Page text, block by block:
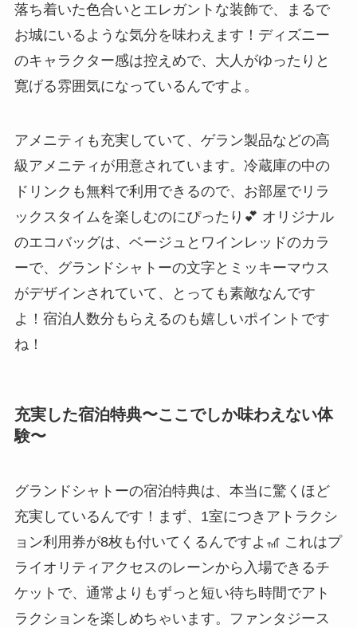
落ち着いた色合いとエレガントな装飾で、まるで
お城にいるような気分を味わえます！ディズニー
のキャラクター感は控えめで、大人がゆったりと
寛げる雰囲気になっているんですよ。
アメニティも充実していて、ゲラン製品などの高
級アメニティが用意されています。冷蔵庫の中の
ドリンクも無料で利用できるので、お部屋でリラ
ックスタイムを楽しむのにぴったり💕 オリジナル
のエコバッグは、ベージュとワインレッドのカラ
ーで、グランドシャトーの文字とミッキーマウス
がデザインされていて、とっても素敵なんです
よ！宿泊人数分もらえるのも嬉しいポイントです
ね！
充実した宿泊特典〜ここでしか味わえない体
験〜
グランドシャトーの宿泊特典は、本当に驚くほど
充実しているんです！まず、1室につきアトラクシ
ョン利用券が8枚も付いてくるんですよ🎢 これはプ
ライオリティアクセスのレーンから入場できるチ
ケットで、通常よりもずっと短い待ち時間でアト
ラクションを楽しめちゃいます。ファンタジース